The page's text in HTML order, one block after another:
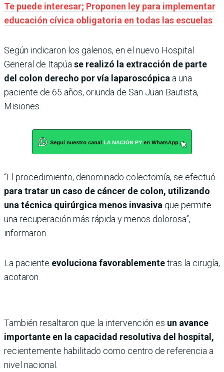
Te puede interesar; Proponen ley para implementar
educación cívica obligatoria en todas las escuelas
Según indicaron los galenos, en el nuevo Hospital
General de Itapúa se realizó la extracción de parte
del colon derecho por vía laparoscópica a una
paciente de 65 años, oriunda de San Juan Bautista,
Misiones.
“El procedimiento, denominado colectomía, se efectuó
para tratar un caso de cáncer de colon, utilizando
una técnica quirúrgica menos invasiva que permite
una recuperación más rápida y menos dolorosa”,
informaron.
La paciente evoluciona favorablementetras la cirugía,
acotaron.
También resaltaron que la intervención es un avance
importante en la capacidad resolutiva del hospital,
recientemente habilitado como centro de referencia a
nivel nacional.